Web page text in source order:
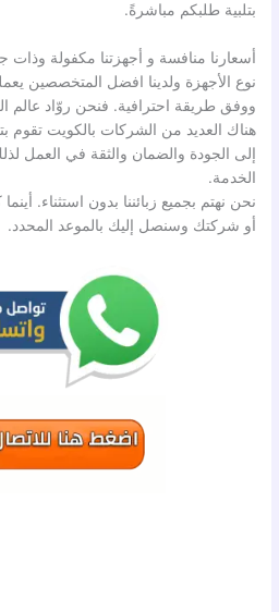
بتلبية طلبكم مباشرةً.
أسعارنا منافسة و أجهزتنا مكفولة وذات
نوع الأجهزة ولدينا افضل المتخصصين
ووفق طريقة احترافية. فنحن روّاد عالم
هناك العديد من الشركات بالكويت تقوم
إلى الجودة والضمان والثقة في العمل
الخدمة.
نحن نهتم بجميع زبائننا بدون استثناء.
أو شركتك وسنصل إليك بالموعد المحدد.